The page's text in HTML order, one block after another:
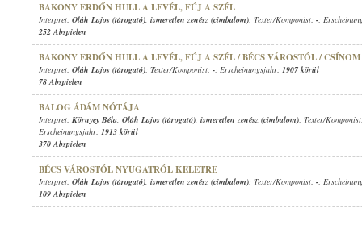
BAKONY ERDŐN HULL A LEVÉL, FÚJ A SZÉL
Interpret: Oláh Lajos (tárogató), ismeretlen zenész (cimbalom); Texter/Komponist: -;
252 Abspielen
BAKONY ERDŐN HULL A LEVÉL, FÚJ A SZÉL / BÉCS VÁROSTÓL /
Interpret: Oláh Lajos (tárogató); Texter/Komponist: -; Erscheinungsjahr: 1907 körül
78 Abspielen
BALOG ÁDÁM NÓTÁJA
Interpret: Környey Béla, Oláh Lajos (tárogató), ismeretlen zenész (cimbalom); Texter/
Erscheinungsjahr: 1913 körül
370 Abspielen
BÉCS VÁROSTÓL NYUGATRÓL KELETRE
Interpret: Oláh Lajos (tárogató), ismeretlen zenész (cimbalom); Texter/Komponist: -;
109 Abspielen